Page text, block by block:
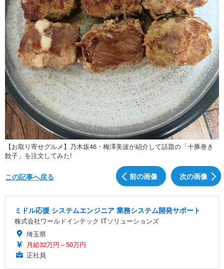
【お取り寄せグルメ】乃木坂46・梅澤美波が紹介して話題の「十豚巻き
餃子」を注文してみた!
前の画像 次の画像
この記事へ戻る
ミドル応援 システムエンジニア 業務システム開発サポート
株式会社ワールドインテック ITソリューションズ
埼玉県
月給32万円～50万円
正社員